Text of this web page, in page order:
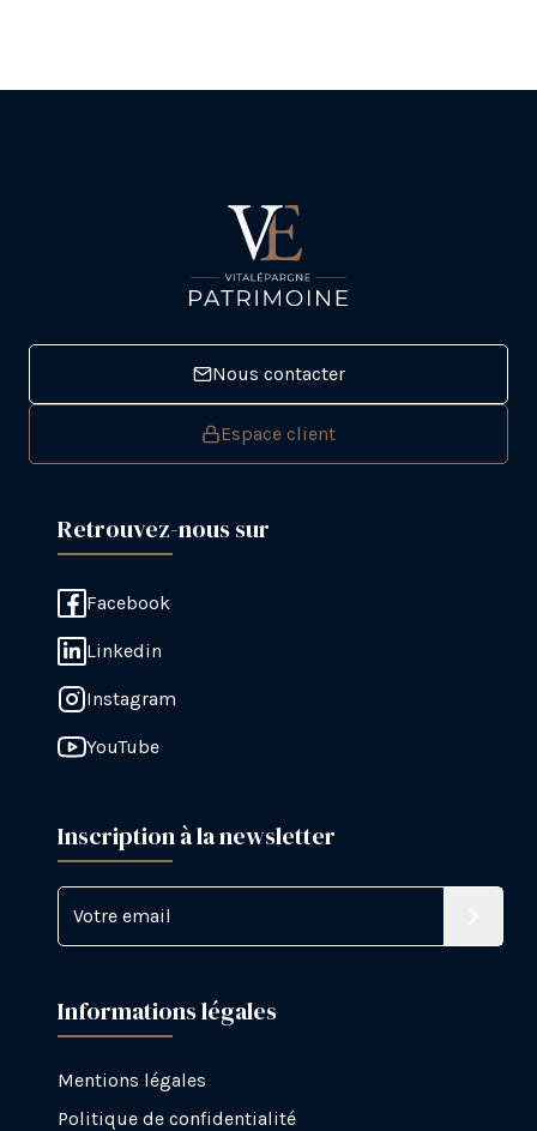
Nous contacter
Espace client
Retrouvez-nous sur
Facebook
Linkedin
Instagram
YouTube
Inscription à la newsletter
Votre email
Informations légales
Mentions légales
Politique de confidentialité